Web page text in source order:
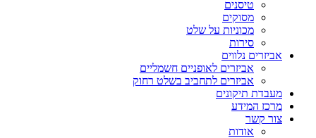
טיסנים
מסוקים
מכוניות על שלט
סירות
אביזרים נלווים
אביזרים לאופניים חשמליים
אביזרים לתחביב בשלט רחוק
מעבדת תיקונים
מרכז המידע
צור קשר
אודות